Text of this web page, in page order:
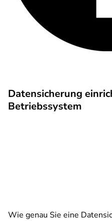
Datensicherung
Betriebssystem
Wie genau Sie eine